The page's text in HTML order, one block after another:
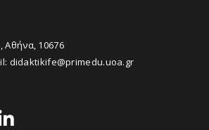
Αθήνα, 10676
didaktikife@primedu.uoa.gr